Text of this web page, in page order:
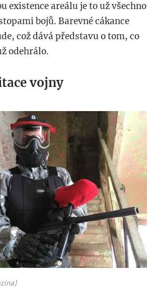
existence areálu je to už všechno
bojů. Barevné cákance
což dává představu o tom, co
odehrálo.
vojny